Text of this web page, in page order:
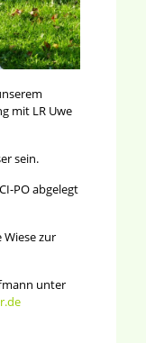
mit LR Uwe
sein.
PO abgelegt
zur
unter